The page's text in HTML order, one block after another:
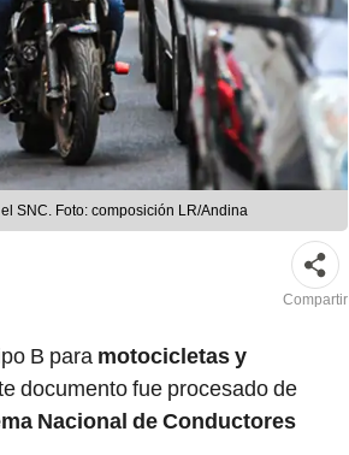
SNC. Foto: composición LR/Andina
Compartir
B para motocicletas y
documento fue procesado de
Nacional de Conductores